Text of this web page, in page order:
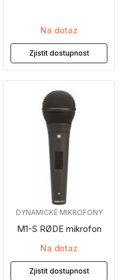
Na dotaz
Zjistit dostupnost
M1-S RØDE mikrofon
DYNAMICKÉ MIKROFONY
Na dotaz
Zjistit dostupnost